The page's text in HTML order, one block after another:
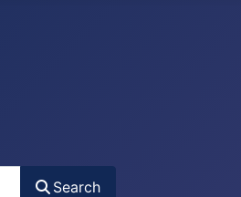
Search
Search